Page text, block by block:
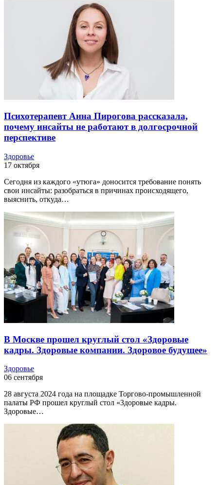
Психотерапевт Анна Пирогова рассказала,
почему инсайты не работают в долгосрочной
перспективе
Здоровье
17 октября
Сегодня из каждого «утюга» доносится требование понять
свои инсайты: разобраться в причинах происходящего,
выяснить, откуда…
В Москве прошел круглый стол «Здоровые
кадры. Здоровые компании. Здоровое будущее»
Здоровье
06 сентября
28 августа 2024 года на площадке Торгово-промышленной
палаты РФ прошел круглый стол «Здоровые кадры.
Здоровые…